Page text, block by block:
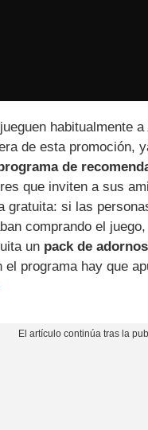
habitualmente a
de esta promoción,
de
que inviten a sus
gratuita: si las
comprando el
un pack de
el programa hay que